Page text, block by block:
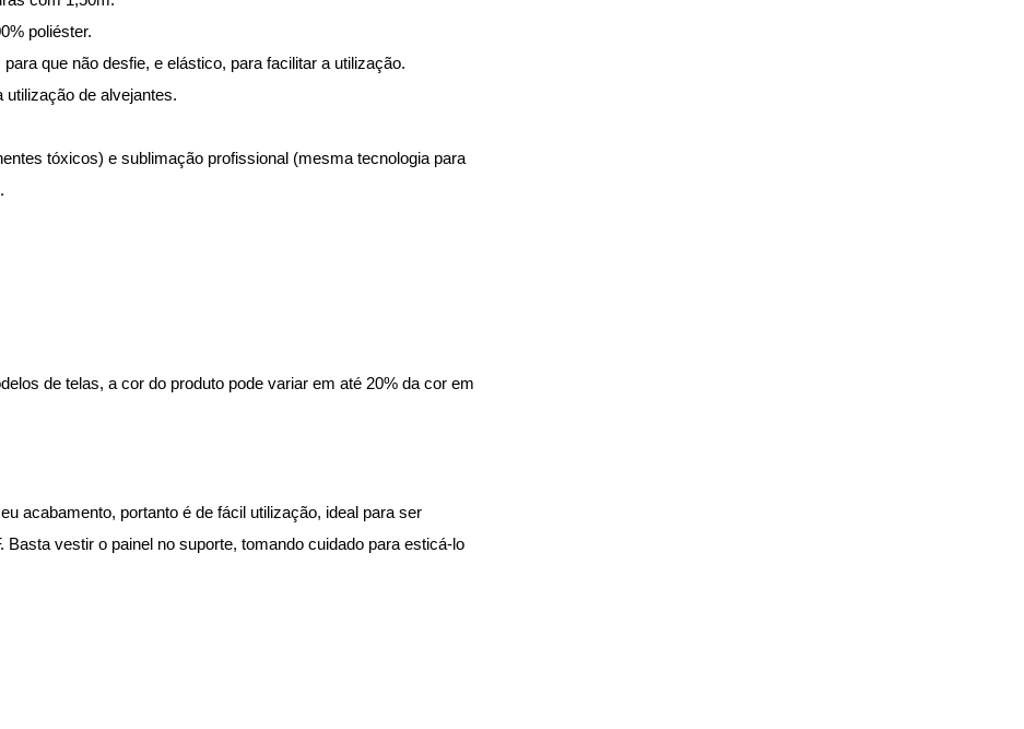
poliéster.
que não desfie, e elástico, para facilitar a utilização.
de alvejantes.
tóxicos) e sublimação profissional (mesma tecnologia para
de telas, a cor do produto pode variar em até 20% da cor em
acabamento, portanto é de fácil utilização, ideal para ser
vestir o painel no suporte, tomando cuidado para esticá-lo